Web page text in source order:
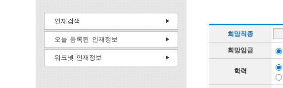
희망직종
희망임금
학력
인재검색
오늘 등록된 인재정보
워크넷 인재정보